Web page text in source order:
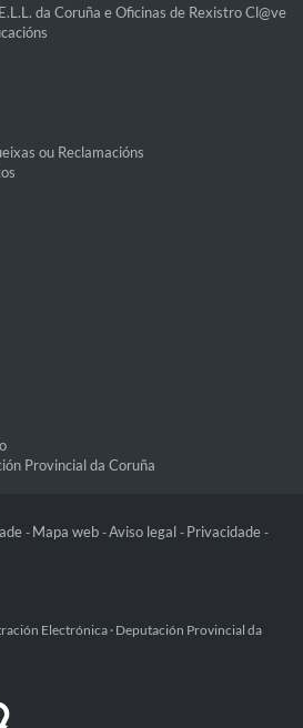
da Coruña e Oficinas de Rexistro Cl@ve
ou Reclamacións
Provincial da Coruña
- Mapa web -Aviso legal - Privacidade -
Electrónica · Deputación Provincial da